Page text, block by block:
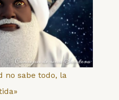
no sabe todo, la